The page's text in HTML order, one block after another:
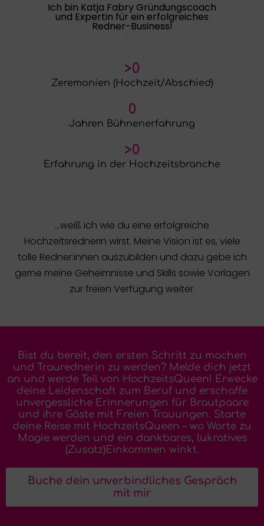
Ich bin Katja Fabry Gründungscoach
und Expertin für ein erfolgreiches
Redner-Business!
Zeremonien (Hochzeit/Abschied)
>0
Jahren Bühnenerfahrung
0
Erfahrung in der Hochzeitsbranche
>0
…weiß ich wie du eine erfolgreiche
Hochzeitsrednerin wirst. Meine Vision ist es, viele
tolle Redner:innen auszubilden und dazu gebe ich
gerne meine Geheimnisse und Skills sowie Vorlagen
zur freien Verfügung weiter.
Bist du bereit, den ersten Schritt zu machen
und Traurednerin zu werden? Melde dich jetzt
an und werde Teil von HochzeitsQueen! Erwecke
deine Leidenschaft zum Beruf und erschaffe
unvergessliche Erinnerungen für Brautpaare
und ihre Gäste mit Freien Trauungen. Starte
deine Reise mit HochzeitsQueen – wo Worte zu
Magie werden und ein dankbares, lukratives
(Zusatz)Einkommen winkt.
Buche dein unverbindliches Gespräch
mit mir